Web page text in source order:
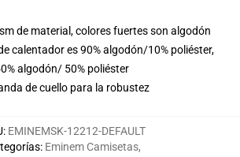
de material, colores fuertes son algodón
calentador es 90% algodón/10% poliéster,
algodón/ 50% poliéster
de cuello para la robustez
: EMINEMSK-12212-DEFAULT
: Eminem Camisetas,